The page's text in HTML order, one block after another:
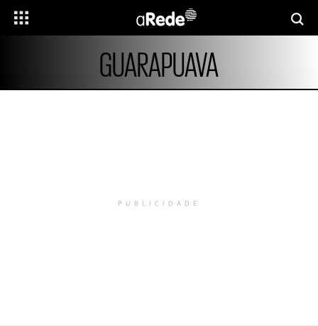
GUARAPUAVA
PUBLICIDADE